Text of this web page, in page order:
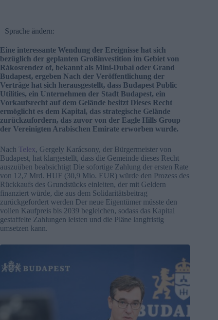
Sprache ändern:
Eine interessante Wendung der Ereignisse hat sich
bezüglich der geplanten Großinvestition im Gebiet von
Rákosrendez of, bekannt als Mini-Dubai oder Grand
Budapest, ergeben Nach der Veröffentlichung der
Verträge hat sich herausgestellt, dass Budapest Public
Utilities, ein Unternehmen der Stadt Budapest, ein
Vorkaufsrecht auf dem Gelände besitzt Dieses Recht
ermöglicht es dem Kapital, das strategische Gelände
zurückzufordern, das zuvor von der Eagle Hills Group
der Vereinigten Arabischen Emirate erworben wurde.
Nach Telex, Gergely Karácsony, der Bürgermeister von
Budapest, hat klargestellt, dass die Gemeinde dieses Recht
auszuüben beabsichtigt Die sofortige Zahlung der ersten Rate
von 12,7 Mrd. HUF (30,9 Mio. EUR) würde den Prozess des
Rückkaufs des Grundstücks einleiten, der mit Geldern
finanziert würde, die aus dem Solidaritätsbeitrag
zurückgefordert werden Der neue Eigentümer müsste den
vollen Kaufpreis bis 2039 begleichen, sodass das Kapital
gestaffelte Zahlungen leisten und die Pläne langfristig
umsetzen kann.